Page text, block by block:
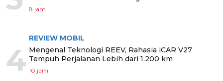
8 jam
4
REVIEW MOBIL
Mengenal Teknologi REEV, Rahasia iCAR V27
Tempuh Perjalanan Lebih dari 1.200 km
10 jam